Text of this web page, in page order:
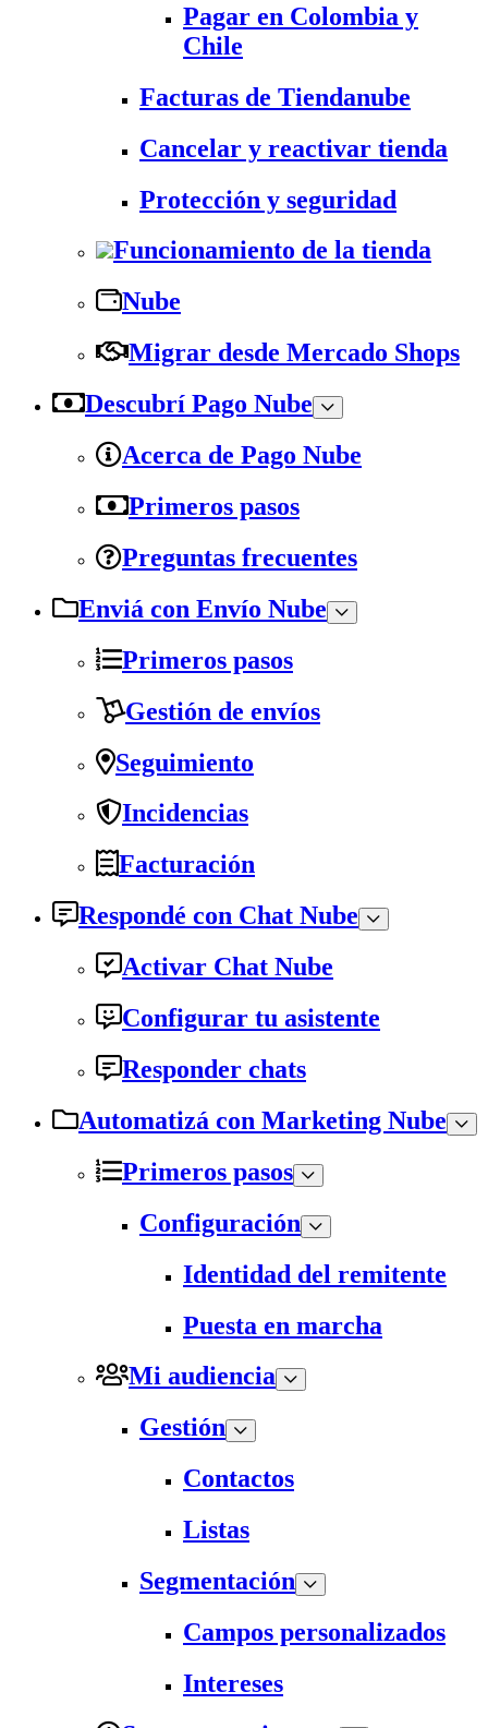
Pagar en Colombia y
Chile
Facturas de Tiendanube
Cancelar y reactivar tienda
Protección y seguridad
Funcionamiento de la tienda
Nube
Migrar desde Mercado Shops
Descubrí Pago Nube
Acerca de Pago Nube
Primeros pasos
Preguntas frecuentes
Enviá con Envío Nube
Primeros pasos
Gestión de envíos
Seguimiento
Incidencias
Facturación
Respondé con Chat Nube
Activar Chat Nube
Configurar tu asistente
Responder chats
Automatizá con Marketing Nube
Primeros pasos
Configuración
Identidad del remitente
Puesta en marcha
Mi audiencia
Gestión
Contactos
Listas
Segmentación
Campos personalizados
Intereses